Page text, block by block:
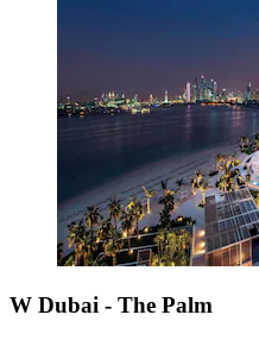
W Dubai - The Palm